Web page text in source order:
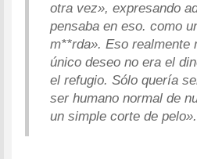
otra vez», expresando
pensaba en eso. como
m**rda». Eso realmente
único deseo no era el
el refugio. Sólo quería
ser humano normal de
un simple corte de pelo».